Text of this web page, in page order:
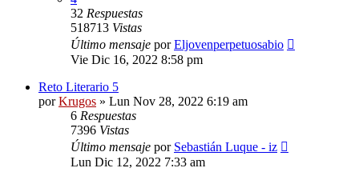
32 Respuestas
518713 Vistas
Último mensaje porEljovenperpetuosabio
Vie Dic 16, 2022 8:58 pm
Reto Literario 5
porKrugos » Lun Nov 28, 2022 6:19 am
6 Respuestas
7396 Vistas
Último mensaje por Sebastián Luque - iz
Lun Dic 12, 2022 7:33 am